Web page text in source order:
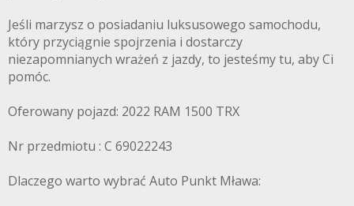
Jeśli marzysz o posiadaniu luksusowego samochodu,
który przyciągnie spojrzenia i dostarczy
niezapomnianych wrażeń z jazdy, to jesteśmy tu, aby Ci
pomóc.
Oferowany pojazd: 2022 RAM 1500 TRX
Nr przedmiotu : C 69022243
Dlaczego warto wybrać Auto Punkt Mława: